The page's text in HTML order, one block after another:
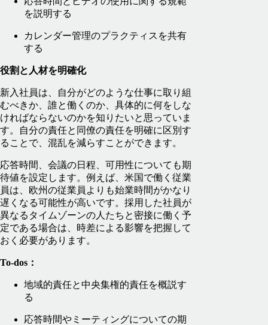
を説明する
カレンダー管理のプラクティスを共有
する
役割と人材を明確化
新入社員は、自分がどのような仕事に取り組
むべきか、誰と働くのか、具体的に何をしな
ければならないのかを知りたいと思っていま
す。自分の責任と同僚の責任を明確に区別す
ることで、混乱を減らすことができます。
応答時間、会議の日程、可用性についても期
待値を設定します。例えば、米国で働く従業
員は、欧州の従業員よりも始業時間がかなり
遅くなる可能性が高いです。採用した社員が
異なるタイムゾーンの人たちと密接に働く予
定である場合は、時差による影響を把握して
おく必要があります。
To-dos：
地域的責任と中央集権的責任を概説す
る
応答時間やミーティングについての期